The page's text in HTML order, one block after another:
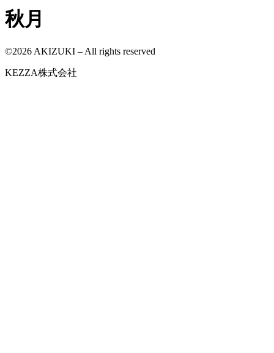
秋月
©2026 AKIZUKI – All rights reserved
KEZZA株式会社